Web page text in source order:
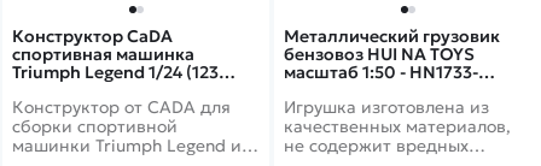
Конструктор CaDA
спортивная машинка
Triumph Legend 1/24 (123
Конструктор от CADA для
сборки спортивной
машинки Triumph Legend из
Металлический грузовик
бензовоз HUI NA TOYS
масштаб 1:50 - HN1733-
Игрушка изготовлена из
качественных материалов,
не содержит вредных